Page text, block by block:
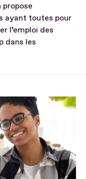
propose
ayant toutes pour
l’emploi des
dans les